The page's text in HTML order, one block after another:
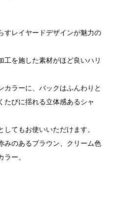
すレイヤードデザインが魅力の
工を施した素材がほど良いハリ
カラーに、バックはふんわりと
たびに揺れる立体感あるシャ
てもお使いいただけます。
みのあるブラウン、クリーム色
ー。